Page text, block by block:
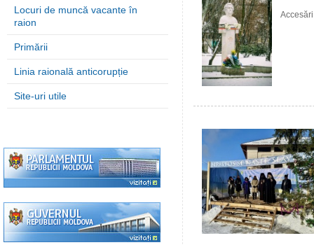
Locuri de muncă vacante în
raion
Primării
Linia raională anticorupție
Site-uri utile